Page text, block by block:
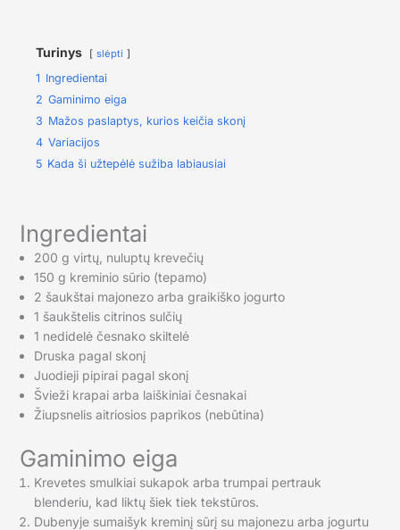
Turinys slėpti
1 Ingredientai
2 Gaminimo eiga
3 Mažos paslaptys, kurios keičia skonį
4 Variacijos
5 Kada ši užtepėlė sužiba labiausiai
Ingredientai
200 g virtų, nuluptų krevečių
150 g kreminio sūrio (tepamo)
2 šaukštai majonezo arba graikiško jogurto
1 šaukštelis citrinos sulčių
1 nedidelė česnako skiltelė
Druska pagal skonį
Juodieji pipirai pagal skonį
Švieži krapai arba laiškiniai česnakai
Žiupsnelis aitriosios paprikos (nebūtina)
Gaminimo eiga
Krevetes smulkiai sukapok arba trumpai pertrauk
blenderiu, kad liktų šiek tiek tekstūros.
Dubenyje sumaišyk kreminį sūrį su majonezu arba jogurtu